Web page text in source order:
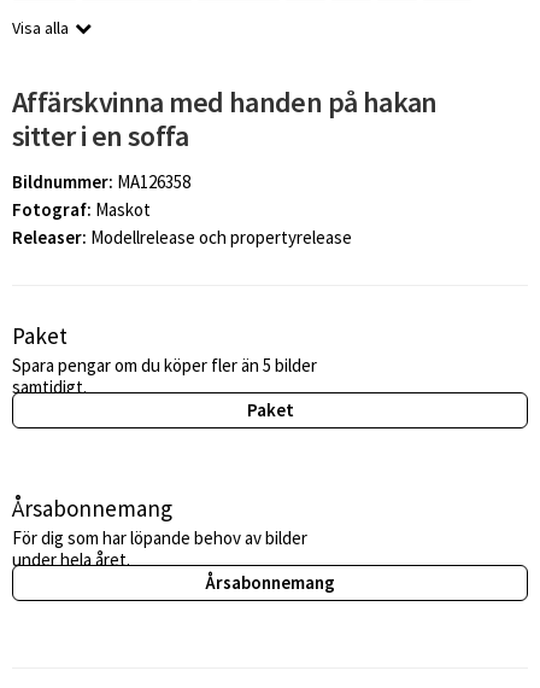
Visa alla
Affärskvinna med handen på hakan
sitter i en soffa
Bildnummer: MA126358
Fotograf: Maskot
Releaser: Modellrelease och propertyrelease
Paket
Spara pengar om du köper fler än 5 bilder
samtidigt.
Paket
Årsabonnemang
För dig som har löpande behov av bilder
under hela året.
Årsabonnemang